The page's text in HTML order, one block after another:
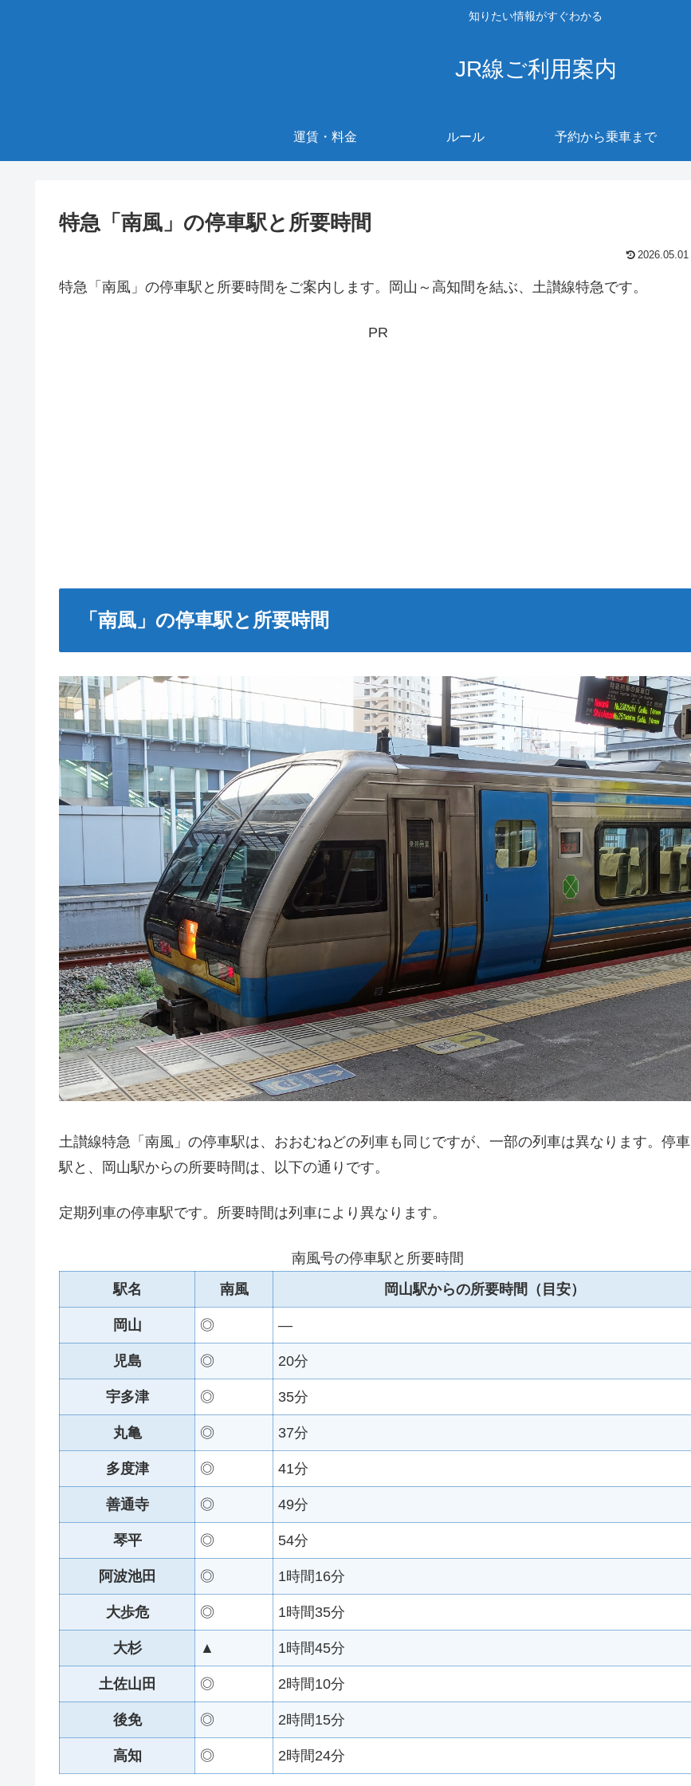
知りたい情報がすぐわかる
JR線ご利用案内
運賃・料金 ルール 予約から乗車まで
特急「南風」の停車駅と所要時間
2026.05.01
特急「南風」の停車駅と所要時間をご案内します。岡山～高知間を結ぶ、土讃線特急です。
PR
「南風」の停車駅と所要時間
土讃線特急「南風」の停車駅は、おおむねどの列車も同じですが、一部の列車は異なります。停車
駅と、岡山駅からの所要時間は、以下の通りです。
定期列車の停車駅です。所要時間は列車により異なります。
南風号の停車駅と所要時間
駅名
南風 岡山駅からの所要時間（目安）
岡山 ◎ —
児島 ◎ 20分
宇多津 ◎ 35分
丸亀 ◎ 37分
多度津 ◎ 41分
善通寺 ◎ 49分
琴平 ◎ 54分
阿波池田 ◎ 1時間16分
大歩危 ◎ 1時間35分
大杉 ▲ 1時間45分
土佐山田 ◎ 2時間10分
後免 ◎ 2時間15分
高知 ◎ 2時間24分